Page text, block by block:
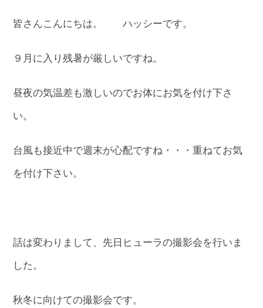
皆さんこんにちは。 ハッシーです。
９月に入り残暑が厳しいですね。
昼夜の気温差も激しいのでお体にお気を付け下さ
い。
台風も接近中で週末が心配ですね・・・重ねてお気
を付け下さい。
話は変わりまして、先日ヒューラの撮影会を行いま
した。
秋冬に向けての撮影会です。